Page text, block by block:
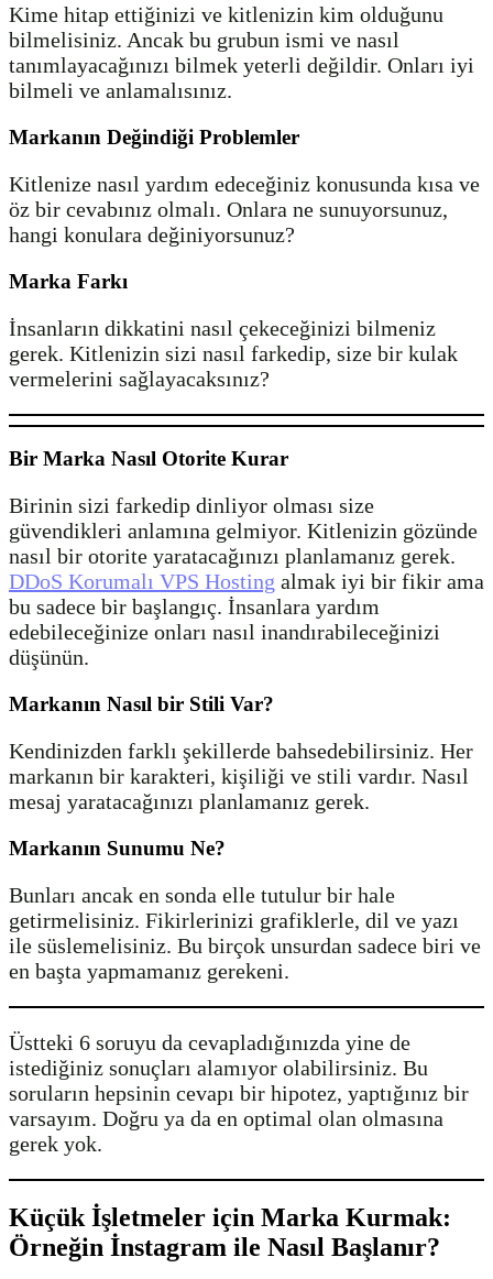
Kime hitap ettiğinizi ve kitlenizin kim olduğunu
bilmelisiniz. Ancak bu grubun ismi ve nasıl
tanımlayacağınızı bilmek yeterli değildir. Onları iyi
bilmeli ve anlamalısınız.
Markanın Değindiği Problemler
Kitlenize nasıl yardım edeceğiniz konusunda kısa ve
öz bir cevabınız olmalı. Onlara ne sunuyorsunuz,
hangi konulara değiniyorsunuz?
Marka Farkı
İnsanların dikkatini nasıl çekeceğinizi bilmeniz
gerek. Kitlenizin sizi nasıl farkedip, size bir kulak
vermelerini sağlayacaksınız?
Bir Marka Nasıl Otorite Kurar
Birinin sizi farkedip dinliyor olması size
güvendikleri anlamına gelmiyor. Kitlenizin gözünde
nasıl bir otorite yaratacağınızı planlamanız gerek.
DDoS Korumalı VPS Hosting almak iyi bir fikir ama
bu sadece bir başlangıç. İnsanlara yardım
edebileceğinize onları nasıl inandırabileceğinizi
düşünün.
Markanın Nasıl bir Stili Var?
Kendinizden farklı şekillerde bahsedebilirsiniz. Her
markanın bir karakteri, kişiliği ve stili vardır. Nasıl
mesaj yaratacağınızı planlamanız gerek.
Markanın Sunumu Ne?
Bunları ancak en sonda elle tutulur bir hale
getirmelisiniz. Fikirlerinizi grafiklerle, dil ve yazı
ile süslemelisiniz. Bu birçok unsurdan sadece biri ve
en başta yapmamanız gerekeni.
Üstteki 6 soruyu da cevapladığınızda yine de
istediğiniz sonuçları alamıyor olabilirsiniz. Bu
soruların hepsinin cevapı bir hipotez, yaptığınız bir
varsayım. Doğru ya da en optimal olan olmasına
gerek yok.
Küçük İşletmeler için Marka Kurmak:
Örneğin İnstagram ile Nasıl Başlanır?